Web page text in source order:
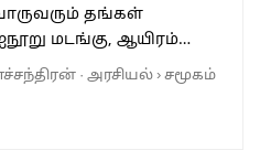
தங்கள்
மடங்கு, ஆயிரம்…
· அரசியல்›சமூகம்